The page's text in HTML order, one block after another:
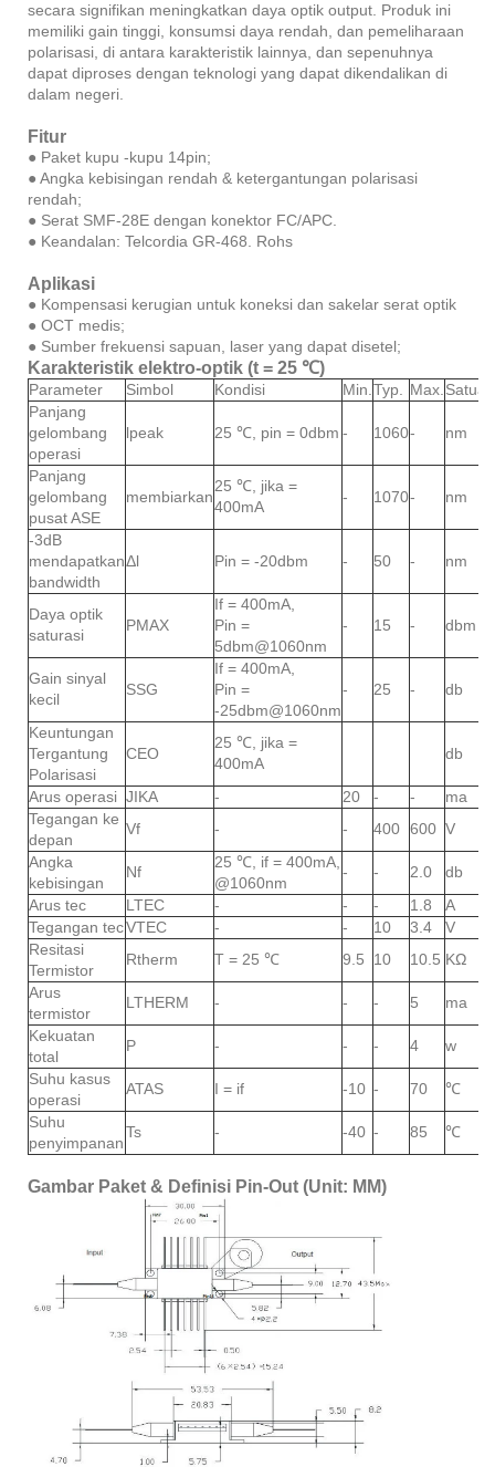
secara signifikan meningkatkan daya optik output. Produk ini
memiliki gain tinggi, konsumsi daya rendah, dan pemeliharaan
polarisasi, di antara karakteristik lainnya, dan sepenuhnya
dapat diproses dengan teknologi yang dapat dikendalikan di
dalam negeri.
Fitur
● Paket kupu -kupu 14pin;
● Angka kebisingan rendah & ketergantungan polarisasi
rendah;
● Serat SMF-28E dengan konektor FC/APC.
● Keandalan: Telcordia GR-468. Rohs
Aplikasi
● Kompensasi kerugian untuk koneksi dan sakelar serat optik
● OCT medis;
● Sumber frekuensi sapuan, laser yang dapat disetel;
Karakteristik elektro-optik (t = 25 ℃)
Parameter Simbol Kondisi Min. Typ. Max. Satuan
Panjang
gelombang
operasi
lpeak 25 ℃, pin = 0dbm - 1060- nm
Panjang
gelombang
pusat ASE
membiarkan
25 ℃, jika =
400mA
- 1070- nm
-3dB
mendapatkan
bandwidth
Δl Pin = -20dbm - 50 - nm
Daya optik
saturasi
PMAX
If = 400mA,
Pin =
5dbm@1060nm
- 15 - dbm
Gain sinyal
kecil
SSG
If = 400mA,
Pin =
-25dbm@1060nm
- 25 - db
Keuntungan
Tergantung
Polarisasi
CEO
25 ℃, jika =
400mA
db
Arus operasi JIKA - 20 - -
ma
Tegangan ke
depan
Vf - - 400 600 V
Angka
kebisingan
Nf
25 ℃, if = 400mA,
@1060nm
- - 2.0
db
Arus tec
LTEC - - - 1.8
A
Tegangan tecVTEC - - 10 3.4
V
Resitasi
Termistor
Rtherm T = 25 ℃ 9.5 10 10.5 KΩ
Arus
termistor
LTHERM - - - 5
ma
Kekuatan
total
P - - - 4
w
Suhu kasus
operasi
ATAS I = if -10 - 70
℃
Suhu
penyimpanan
Ts - -40 - 85 ℃
Gambar Paket & Definisi Pin-Out (Unit: MM)